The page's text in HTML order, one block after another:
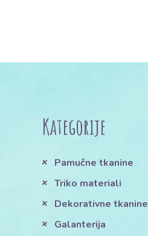
Kategorije
Pamučne tkanine
Triko materiali
Dekorativne tkanine
Galanterija